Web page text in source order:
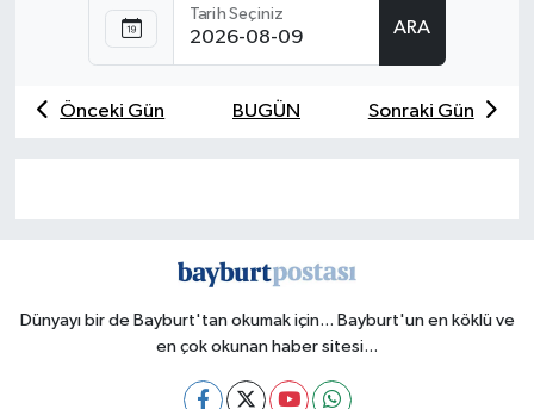
Tarih Seçiniz
ARA
Önceki Gün BUGÜN Sonraki Gün
Dünyayı bir de Bayburt'tan okumak için... Bayburt'un en köklü ve
en çok okunan haber sitesi...
Süper Lig Puan Durumu ve Fikstür
Tüm Manşetler